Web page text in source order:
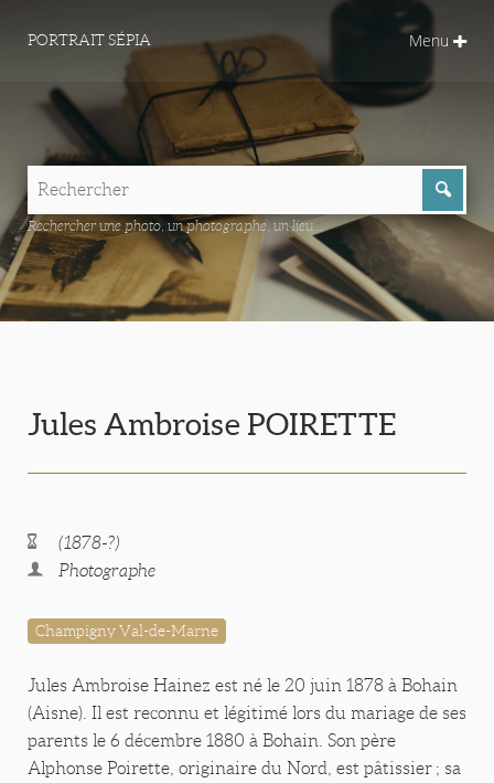
PORTRAIT SÉPIA Menu
Rechercher une photo, un photographe, un lieu...
Jules Ambroise POIRETTE
(1878-?)
Photographe
Champigny Val-de-Marne
Jules Ambroise Hainez est né le 20 juin 1878 à Bohain
(Aisne). Il est reconnu et légitimé lors du mariage de ses
parents le 6 décembre 1880 à Bohain. Son père
Alphonse Poirette, originaire du Nord, est pâtissier ; sa